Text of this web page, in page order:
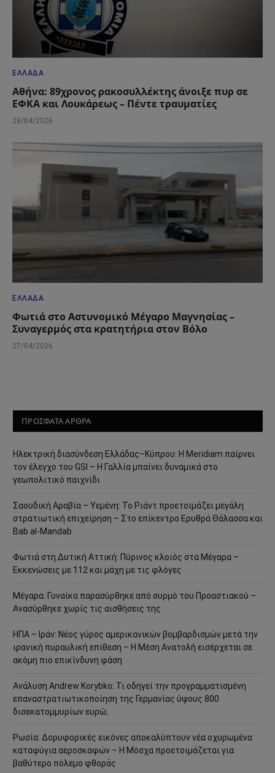
ΕΛΛΆΔΑ
Αθήνα: 89χρονος ρακοσυλλέκτης άνοιξε πυρ σε
ΕΦΚΑ και Λουκάρεως – Πέντε τραυματίες
28/04/2026
ΕΛΛΆΔΑ
Φωτιά στο Αστυνομικό Μέγαρο Μαγνησίας –
Συναγερμός στα κρατητήρια στον Βόλο
27/04/2026
ΠΡΟΣΦΑΤΑ ΑΡΘΡΑ
Ηλεκτρική διασύνδεση Ελλάδας–Κύπρου: Η Meridiam παίρνει
τον έλεγχο του GSI – Η Γαλλία μπαίνει δυναμικά στο
γεωπολιτικό παιχνίδι
Σαουδική Αραβία – Υεμένη: Το Ριάντ προετοιμάζει μεγάλη
στρατιωτική επιχείρηση – Στο επίκεντρο Ερυθρά Θάλασσα και
Bab al-Mandab
Φωτιά στη Δυτική Αττική: Πύρινος κλοιός στα Μέγαρα –
Εκκενώσεις με 112 και μάχη με τις φλόγες
Μέγαρα: Γυναίκα παρασύρθηκε από συρμό του Προαστιακού –
Ανασύρθηκε χωρίς τις αισθήσεις της
ΗΠΑ – Ιράν: Νέος γύρος αμερικανικών βομβαρδισμών μετά την
ιρανική πυραυλική επίθεση – Η Μέση Ανατολή εισέρχεται σε
ακόμη πιο επικίνδυνη φάση
Ανάλυση Andrew Korybko: Τι οδηγεί την προγραμματισμένη
επαναστρατιωτικοποίηση της Γερμανίας ύψους 800
δισεκατομμυρίων ευρώ;
Ρωσία: Δορυφορικές εικόνες αποκαλύπτουν νέα οχυρωμένα
καταφύγια αεροσκαφών – Η Μόσχα προετοιμάζεται για
βαθύτερο πόλεμο φθοράς